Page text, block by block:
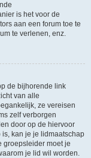
is het voor de
aan een forum toe te
te verlenen, enz.
de bijhorende link
van alle
ze vereisen
zelf verborgen
door op de hiervoor
kan je je lidmaatschap
groepsleider moet je
je lid wil worden.